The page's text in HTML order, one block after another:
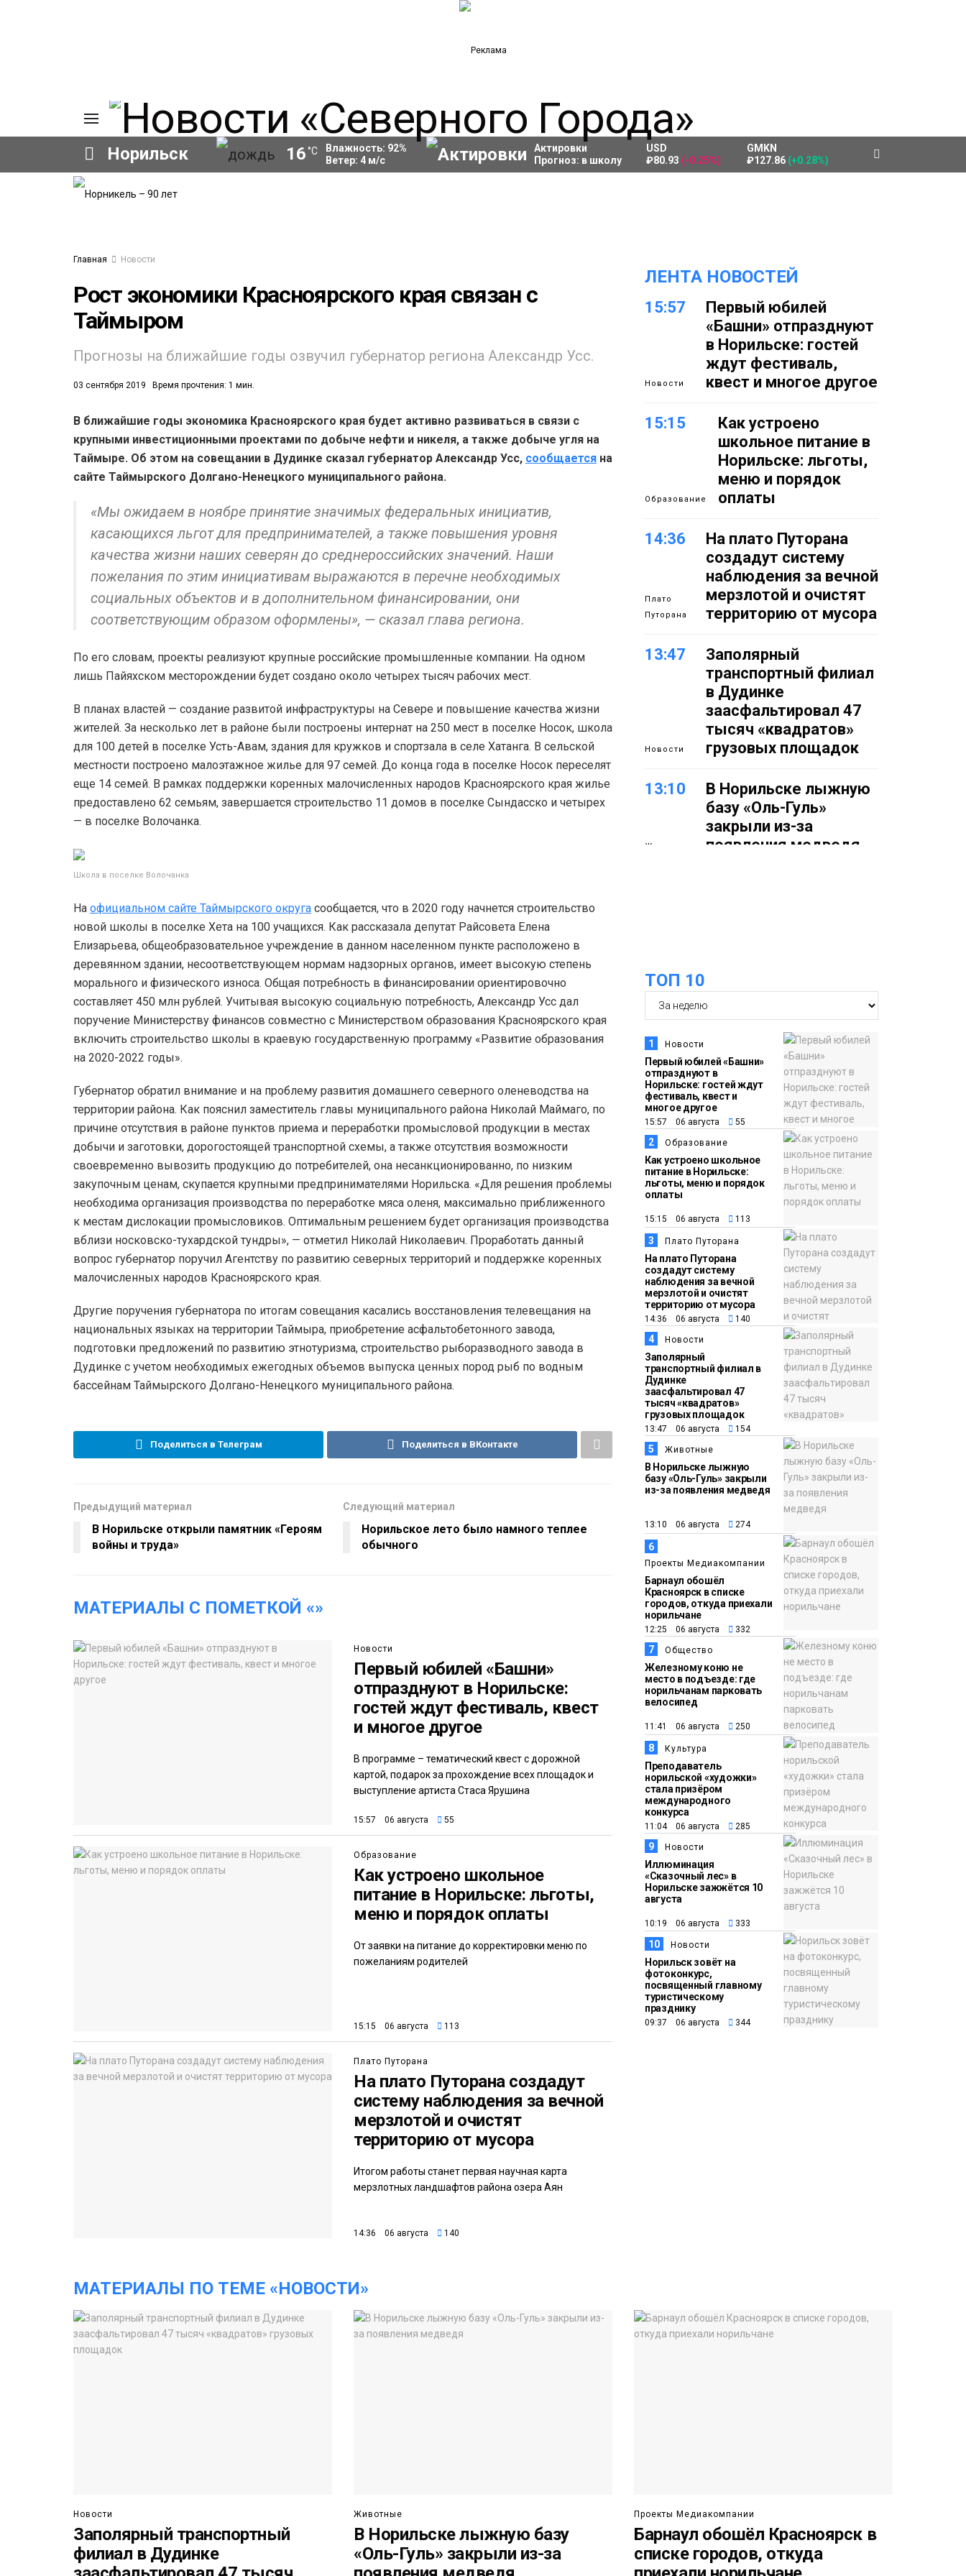
Норильск 16 °C Влажность: 92%
Ветер: 4м/с
Актировки
Прогноз: в школу
USD
₽80.93 (-0.25%)
GMKN
₽127.86 (+0.28%)
Главная Новости
Рост экономики Красноярского края связан с
Таймыром
Прогнозы на ближайшие годы озвучил губернатор региона Александр Усс.
03 сентября 2019 Время прочтения: 1 мин.
В ближайшие годы экономика Красноярского края будет активно развиваться в связи с
крупными инвестиционными проектами по добыче нефти и никеля, а также добыче угля на
Таймыре. Об этом на совещании в Дудинке сказал губернатор Александр Усс, сообщается на
сайте Таймырского Долгано-Ненецкого муниципального района.
«Мы ожидаем в ноябре принятие значимых федеральных инициатив,
касающихся льгот для предпринимателей, а также повышения уровня
качества жизни наших северян до среднероссийских значений. Наши
пожелания по этим инициативам выражаются в перечне необходимых
социальных объектов и в дополнительном финансировании, они
соответствующим образом оформлены», — сказал глава региона.
По его словам, проекты реализуют крупные российские промышленные компании. На одном
лишь Пайяхском месторождении будет создано около четырех тысяч рабочих мест.
В планах властей — создание развитой инфраструктуры на Севере и повышение качества жизни
жителей. За несколько лет в районе были построены интернат на 250 мест в поселке Носок, школа
для 100 детей в поселке Усть-Авам, здания для кружков и спортзала в селе Хатанга. В сельской
местности построено малоэтажное жилье для 97 семей. До конца года в поселке Носок переселят
еще 14 семей. В рамках поддержки коренных малочисленных народов Красноярского края жилье
предоставлено 62 семьям, завершается строительство 11 домов в поселке Сындасско и четырех
— в поселке Волочанка.
Школа в поселке Волочанка
На официальном сайте Таймырского округа сообщается, что в 2020 году начнется строительство
новой школы в поселке Хета на 100 учащихся. Как рассказала депутат Райсовета Елена
Елизарьева, общеобразовательное учреждение в данном населенном пункте расположено в
деревянном здании, несоответствующем нормам надзорных органов, имеет высокую степень
морального и физического износа. Общая потребность в финансировании ориентировочно
составляет 450 млн рублей. Учитывая высокую социальную потребность, Александр Усс дал
поручение Министерству финансов совместно с Министерством образования Красноярского края
включить строительство школы в краевую государственную программу «Развитие образования
на 2020-2022 годы».
Губернатор обратил внимание и на проблему развития домашнего северного оленеводства на
территории района. Как пояснил заместитель главы муниципального района Николай Маймаго, по
причине отсутствия в районе пунктов приема и переработки промысловой продукции в местах
добычи и заготовки, дорогостоящей транспортной схемы, а также отсутствия возможности
своевременно вывозить продукцию до потребителей, она несанкционированно, по низким
закупочным ценам, скупается крупными предпринимателями Норильска. «Для решения проблемы
необходима организация производства по переработке мяса оленя, максимально приближенного
к местам дислокации промысловиков. Оптимальным решением будет организация производства
вблизи носковско-тухардской тундры», — отметил Николай Николаевич. Проработать данный
вопрос губернатор поручил Агентству по развитию северных территорий и поддержке коренных
малочисленных народов Красноярского края.
Другие поручения губернатора по итогам совещания касались восстановления телевещания на
национальных языках на территории Таймыра, приобретение асфальтобетонного завода,
подготовки предложений по развитию этнотуризма, строительство рыборазводного завода в
Дудинке с учетом необходимых ежегодных объемов выпуска ценных пород рыб по водным
бассейнам Таймырского Долгано-Ненецкого муниципального района.
Поделиться в Телеграм Поделиться в ВКонтакте
Предыдущий материал
В Норильске открыли памятник «Героям
войны и труда»
Следующий материал
Норильское лето было намного теплее
обычного
МАТЕРИАЛЫ С ПОМЕТКОЙ «»
Новости
Первый юбилей «Башни»
отпразднуют в Норильске:
гостей ждут фестиваль, квест
и многое другое
В программе – тематический квест с дорожной
картой, подарок за прохождение всех площадок и
выступление артиста Стаса Ярушина
15:57 06 августа 55
Образование
Как устроено школьное
питание в Норильске: льготы,
меню и порядок оплаты
От заявки на питание до корректировки меню по
пожеланиям родителей
15:15 06 августа 113
Плато Путорана
На плато Путорана создадут
систему наблюдения за вечной
мерзлотой и очистят
территорию от мусора
Итогом работы станет первая научная карта
мерзлотных ландшафтов района озера Аян
14:36 06 августа 140
ЛЕНТА НОВОСТЕЙ
15:57
Новости
Первый юбилей
«Башни» отпразднуют
в Норильске: гостей
ждут фестиваль,
квест и многое другое
15:15
Образование
Как устроено
школьное питание в
Норильске: льготы,
меню и порядок
оплаты
14:36
Плато
Путорана
На плато Путорана
создадут систему
наблюдения за вечной
мерзлотой и очистят
территорию от мусора
13:47
Новости
Заполярный
транспортный филиал
в Дудинке
заасфальтировал 47
тысяч «квадратов»
грузовых площадок
13:10
Животные
В Норильске лыжную
базу «Оль-Гуль»
закрыли из-за
появления медведя
11:41
Общество
Железному коню не
место в подъезде:
где норильчанам
парковать велосипед
11:04
Культура
Преподаватель
норильской
«художки» стала
призёром
международного
конкурса
10:19
Новости
Иллюминация
«Сказочный лес» в
Норильске зажжётся
10 августа
09:37
Новости
Норильск зовёт на
фотоконкурс,
посвященный
главному
туристическому
празднику
ТОП 10
1 Новости
Первый юбилей «Башни»
отпразднуют в
Норильске: гостей ждут
фестиваль, квест и
многое другое
15:57 06 августа 55
2 Образование
Как устроено школьное
питание в Норильске:
льготы, меню и порядок
оплаты
15:15 06 августа 113
3 Плато Путорана
На плато Путорана
создадут систему
наблюдения за вечной
мерзлотой и очистят
территорию от мусора
14:36 06 августа 140
4 Новости
Заполярный
транспортный филиал в
Дудинке
заасфальтировал 47
тысяч «квадратов»
грузовых площадок
13:47 06 августа 154
5 Животные
В Норильске лыжную
базу «Оль-Гуль» закрыли
из-за появления медведя
13:10 06 августа 274
6
Проекты Медиакомпании
Барнаул обошёл
Красноярск в списке
городов, откуда приехали
норильчане
12:25 06 августа 332
7 Общество
Железному коню не
место в подъезде: где
норильчанам парковать
велосипед
11:41 06 августа 250
8 Культура
Преподаватель
норильской «художки»
стала призёром
международного
конкурса
11:04 06 августа 285
9 Новости
Иллюминация
«Сказочный лес» в
Норильске зажжётся 10
августа
10:19 06 августа 333
10 Новости
Норильск зовёт на
фотоконкурс,
посвященный главному
туристическому
празднику
09:37 06 августа 344
МАТЕРИАЛЫ ПО ТЕМЕ «НОВОСТИ»
Новости
Заполярный транспортный
филиал в Дудинке
Животные
В Норильске лыжную базу
«Оль-Гуль» закрыли из-за
Проекты Медиакомпании
Барнаул обошёл Красноярск в
списке городов, откуда